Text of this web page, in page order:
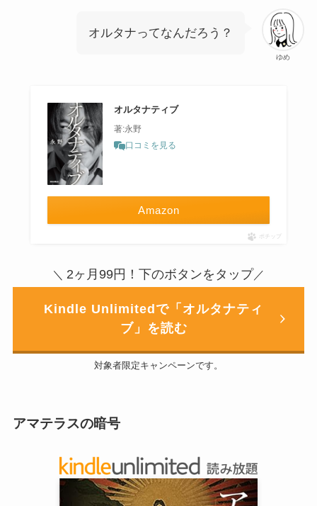
ゆめ
オルタナってなんだろう？
オルタナティブ
著:永野
口コミを見る
Amazon
ポチップ
＼ 2ヶ月99円！下のボタンをタップ／
Kindle Unlimitedで「オルタナティ
ブ」を読む
対象者限定キャンペーンです。
アマテラスの暗号